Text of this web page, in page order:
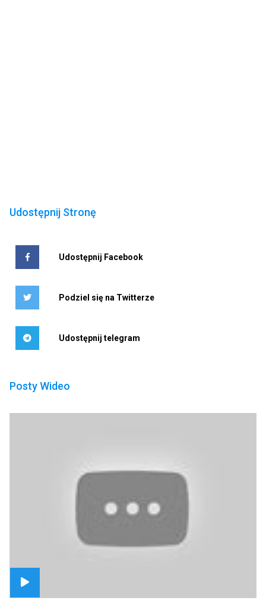
Udostępnij Stronę
Udostępnij Facebook
Podziel się na Twitterze
Udostępnij telegram
Posty Wideo